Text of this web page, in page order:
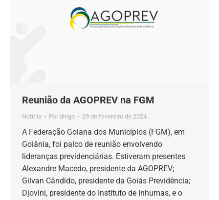
Reunião da AGOPREV na FGM
Notícia Por diego 29 de fevereiro de 2024
A Federação Goiana dos Municípios (FGM), em
Goiânia, foi palco de reunião envolvendo
lideranças previdenciárias. Estiveram presentes
Alexandre Macedo, presidente da AGOPREV;
Gilvan Cândido, presidente da Goiás Previdência;
Djovini, presidente do Instituto de Inhumas, e o